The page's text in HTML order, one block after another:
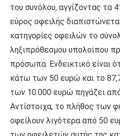
του συνόλου, αγγίζοντας τα
εύρος οφειλής
κατηγορίες οφειλών το
ληξιπρόθεσμου υπολοίπου
πρόσωπα. Ενδεικτικό είναι
κάτω των 50 ευρώ και το
των 10.000 ευρώ πηγάζει
Αντίστοιχα, το πλήθος των
οφείλουν λιγότερα από 50